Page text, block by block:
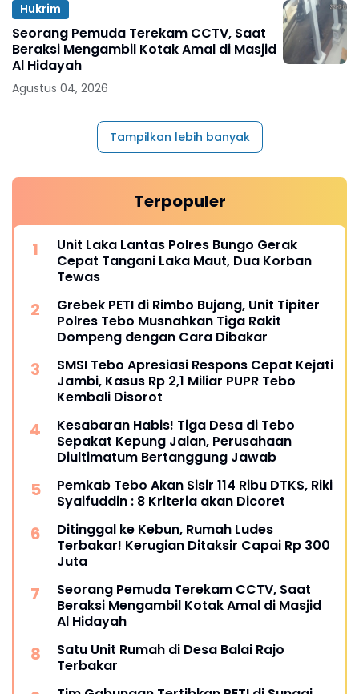
Hukrim
Seorang Pemuda Terekam CCTV, Saat
Beraksi Mengambil Kotak Amal di Masjid
Al Hidayah
Agustus 04, 2026
Tampilkan lebih banyak
Terpopuler
Unit Laka Lantas Polres Bungo Gerak
Cepat Tangani Laka Maut, Dua Korban
Tewas
Grebek PETI di Rimbo Bujang, Unit Tipiter
Polres Tebo Musnahkan Tiga Rakit
Dompeng dengan Cara Dibakar
SMSI Tebo Apresiasi Respons Cepat Kejati
Jambi, Kasus Rp 2,1 Miliar PUPR Tebo
Kembali Disorot
Kesabaran Habis! Tiga Desa di Tebo
Sepakat Kepung Jalan, Perusahaan
Diultimatum Bertanggung Jawab
Pemkab Tebo Akan Sisir 114 Ribu DTKS, Riki
Syaifuddin : 8 Kriteria akan Dicoret
Ditinggal ke Kebun, Rumah Ludes
Terbakar! Kerugian Ditaksir Capai Rp 300
Juta
Seorang Pemuda Terekam CCTV, Saat
Beraksi Mengambil Kotak Amal di Masjid
Al Hidayah
Satu Unit Rumah di Desa Balai Rajo
Terbakar